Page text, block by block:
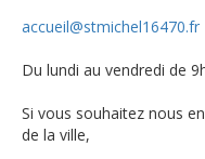
accueil@stmichel16470.fr
Du lundi au vendredi de
Si vous souhaitez nous
de la ville,